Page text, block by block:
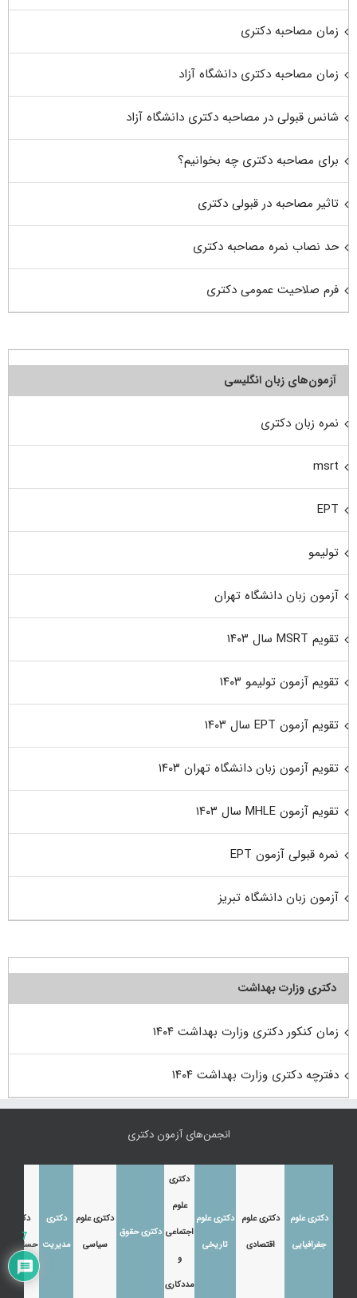
زمان مصاحبه دکتری
زمان مصاحبه دکتری دانشگاه آزاد
شانس قبولی در مصاحبه دکتری دانشگاه آزاد
برای مصاحبه دکتری چه بخوانیم؟
تاثیر مصاحبه در قبولی دکتری
حد نصاب نمره مصاحبه دکتری
فرم صلاحیت عمومی دکتری
آزمون‌های زبان انگلیسی
نمره زبان دکتری
msrt
EPT
تولیمو
آزمون زبان دانشگاه تهران
تقویم MSRT سال ۱۴۰۳
تقویم آزمون تولیمو ۱۴۰۳
تقویم آزمون EPT سال ۱۴۰۳
تقویم آزمون زبان دانشگاه تهران ۱۴۰۳
تقویم آزمون MHLE سال ۱۴۰۳
نمره قبولی آزمون EPT
آزمون زبان دانشگاه تبریز
دکتری وزارت بهداشت
زمان کنکور دکتری وزارت بهداشت ۱۴۰۴
دفترچه دکتری وزارت بهداشت ۱۴۰۴
انجمن‌های آزمون دکتری
دکتری علوم
جغرافیایی
دکتری علوم
اقتصادی
دکتری علوم
تاریخی
دکتری
علوم
اجتماعی
و
مددکاری
دکتری حقوق
دکتری علوم
سیاسی
دکتری
مدیریت
دکتری
حسابداری
7